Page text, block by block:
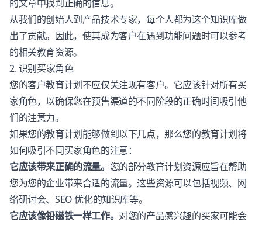
的文章中找到正确的信息。
从我们的创始人到产品技术专家，每个人都为这个知识库做
出了贡献。因此，使其成为客户在遇到功能问题时可以参考
的相关教育资源。
2. 识别买家角色
您的客户教育计划不应仅关注现有客户。它应该针对所有买
家角色，以确保您在预售渠道的不同阶段的正确时间吸引他
们的注意力。
如果您的教育计划能够做到以下几点，那么您的教育计划将
如何吸引不同买家角色的注意：
它应该带来正确的流量。 您的部分教育计划资源应旨在帮助
您为您的企业带来合适的流量。这些资源可以包括视频、网
络研讨会、SEO 优化的知识库等。
它应该像铅磁铁一样工作。 对您的产品感兴趣的买家可能会